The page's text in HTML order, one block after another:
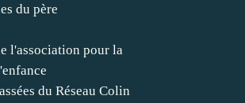
du père
l'association pour la
du Réseau Colin